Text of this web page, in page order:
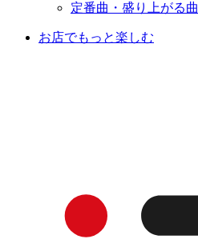
定番曲・盛り上がる曲
お店でもっと楽しむ